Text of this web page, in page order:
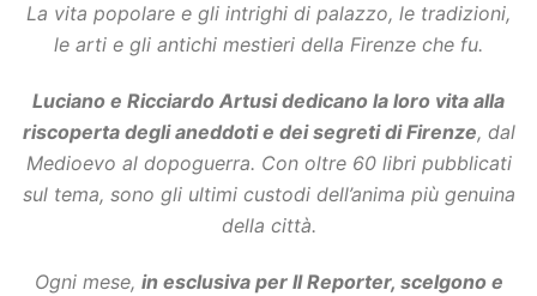
La vita popolare e gli intrighi di palazzo, le tradizioni,
le arti e gli antichi mestieri della Firenze che fu.
Luciano e Ricciardo Artusi dedicano la loro vita alla
riscoperta degli aneddoti e dei segreti di Firenze, dal
Medioevo al dopoguerra. Con oltre 60 libri pubblicati
sul tema, sono gli ultimi custodi dell’anima più genuina
della città.
Ogni mese, in esclusiva per Il Reporter, scelgono e